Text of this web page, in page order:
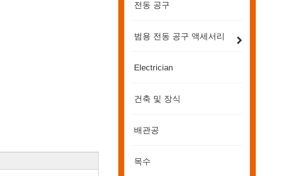
전동 공구
범용 전동 공구 액세서리
Electrician
건축 및 장식
배관공
목수